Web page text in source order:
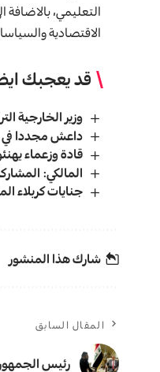
التعليمي،
الاقتصادية
قد يعجبك
وزير الخارجية
داعش مجددا في
قادة وزعماء
المالكي:
جنايات كربلاء المقدسة: السجن
شارك هذا المنشور
المقال السابق
رئيس